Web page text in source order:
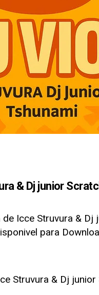
& Dj junior
Icce Struvura & Dj
para
Struvura & Dj